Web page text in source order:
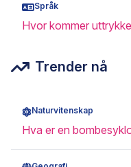
Språk
Hvor kommer
Trender nå
Naturvitenskap
Hva er en